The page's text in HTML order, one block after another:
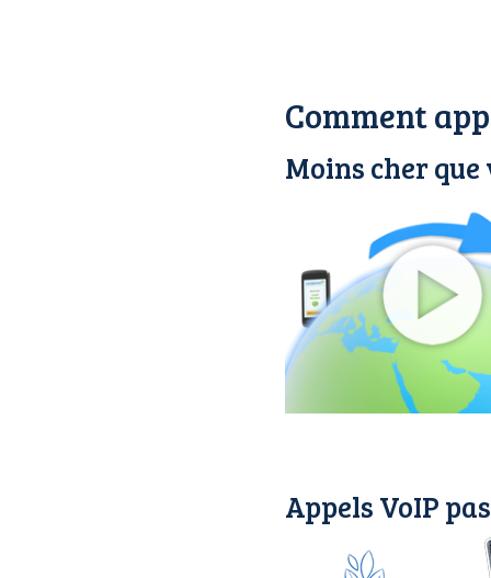
Comment
Moins cher
Appels VoIP